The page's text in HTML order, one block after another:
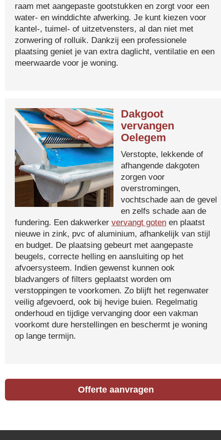
raam met aangepaste gootstukken en zorgt voor een
water- en winddichte afwerking. Je kunt kiezen voor
kantel-, tuimel- of uitzetvensters, al dan niet met
zonwering of rolluik. Dankzij een professionele
plaatsing geniet je van extra daglicht, ventilatie en een
meerwaarde voor je woning.
Dakgoot
vervangen
Oelegem
Verstopte, lekkende of
afhangende dakgoten
zorgen voor
overstromingen,
vochtschade aan de gevel
en zelfs schade aan de
fundering. Een dakwerker vervangt goten en plaatst
nieuwe in zink, pvc of aluminium, afhankelijk van stijl
en budget. De plaatsing gebeurt met aangepaste
beugels, correcte helling en aansluiting op het
afvoersysteem. Indien gewenst kunnen ook
bladvangers of filters geplaatst worden om
verstoppingen te voorkomen. Zo blijft het regenwater
veilig afgevoerd, ook bij hevige buien. Regelmatig
onderhoud en tijdige vervanging door een vakman
voorkomt dure herstellingen en beschermt je woning
op lange termijn.
Offerte aanvragen